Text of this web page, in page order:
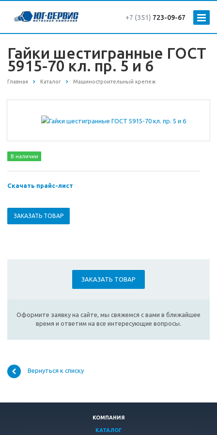
+7 (351) 723-09-67
Гайки шестигранные ГОСТ
5915-70 кл. пр. 5 и 6
Главная Каталог Машиностроительный крепеж
В наличии
Скачать прайс-лист
ЗАКАЗАТЬ ТОВАР
ЗАКАЗАТЬ ТОВАР
Оформите заявку на сайте, мы свяжемся с вами в ближайшее
время и ответим на все интересующие вопросы.
Вернуться к списку
КОМПАНИЯ
КАТАЛОГ